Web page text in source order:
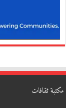
مكتبة ثقافات